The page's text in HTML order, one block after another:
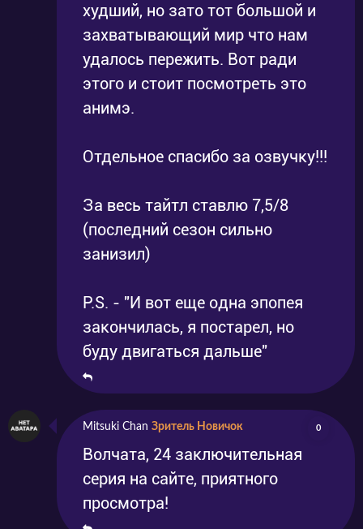
худший, но зато тот большой и
захватывающий мир что нам
удалось пережить. Вот ради
этого и стоит посмотреть это
анимэ.
Отдельное спасибо за озвучку!!!
За весь тайтл ставлю 7,5/8
(последний сезон сильно
занизил)
P.S. - "И вот еще одна эпопея
закончилась, я постарел, но
буду двигаться дальше"
Mitsuki Chan Зритель Новичок 0
Волчата, 24 заключительная
серия на сайте, приятного
просмотра!